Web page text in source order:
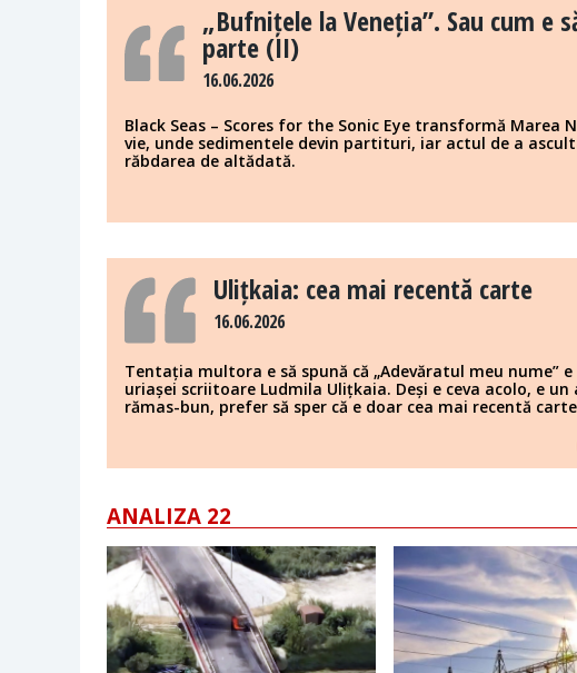
„Bufnițele la Veneția”. Sau cum e
parte (II)
16.06.2026
Black Seas – Scores for the Sonic Eye transformă Marea
vie, unde sedimentele devin partituri, iar actul de a
răbdarea de altădată.
Ulițkaia: cea mai recentă carte
16.06.2026
Tentația multora e să spună că „Adevăratul meu nume”
uriașei scriitoare Ludmila Ulițkaia. Deși e ceva acolo, e un
rămas-bun, prefer să sper că e doar cea mai recentă
ANALIZA 22